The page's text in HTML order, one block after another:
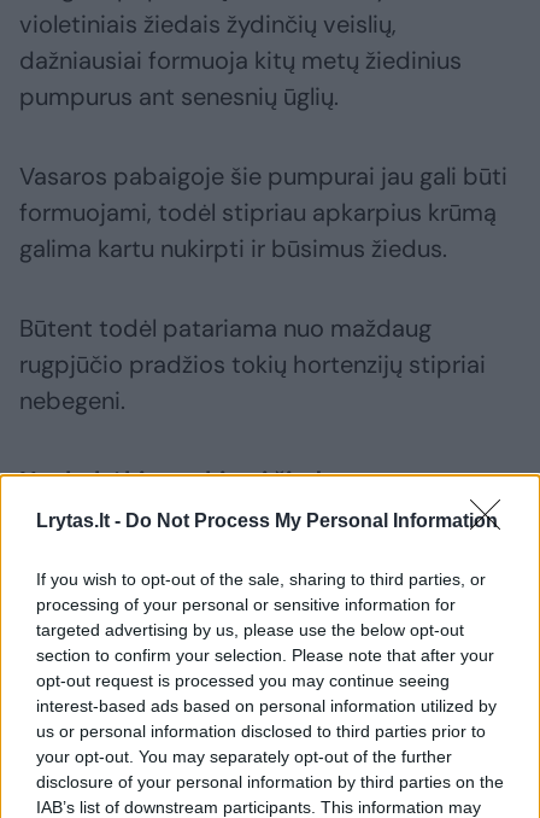
Lrytas.lt - Do Not Process My Personal Information
If you wish to opt-out of the sale, sharing to third parties, or
processing of your personal or sensitive information for
targeted advertising by us, please use the below opt-out
section to confirm your selection. Please note that after your
opt-out request is processed you may continue seeing
interest-based ads based on personal information utilized by
us or personal information disclosed to third parties prior to
your opt-out. You may separately opt-out of the further
disclosure of your personal information by third parties on the
IAB’s list of downstream participants. This information may
violetiniais žiedais žydinčių veislių,
dažniausiai formuoja kitų metų žiedinius
pumpurus ant senesnių ūglių.
Vasaros pabaigoje šie pumpurai jau gali būti
formuojami, todėl stipriau apkarpius krūmą
galima kartu nukirpti ir būsimus žiedus.
Būtent todėl patariama nuo maždaug
rugpjūčio pradžios tokių hortenzijų stipriai
nebegeni.
Neskubėkite nukirpti žiedus
ar džiūti, natūraliai kyla noras juos pašalinti.
Tačiau vasaros pabaigoje nėra būtina skubėti
nupjauti visų nužydėjusių žiedų, ypač jei
nežinote, kokiai rūšiai priklauso jūsų
hortenzija.